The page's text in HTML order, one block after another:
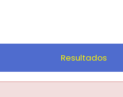
Resultados